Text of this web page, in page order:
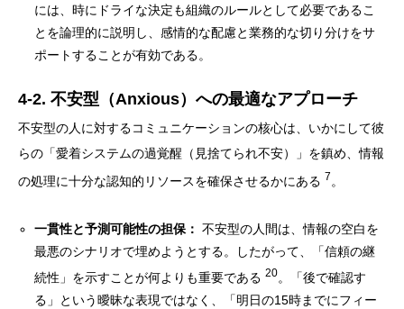
には、時にドライな決定も組織のルールとして必要であるこ
とを論理的に説明し、感情的な配慮と業務的な切り分けをサ
ポートすることが有効である。
4-2. 不安型（Anxious）への最適なアプローチ
不安型の人に対するコミュニケーションの核心は、いかにして彼
らの「愛着システムの過覚醒（見捨てられ不安）」を鎮め、情報
の処理に十分な認知的リソースを確保させるかにある 7 。
一貫性と予測可能性の担保： 不安型の人間は、情報の空白を
最悪のシナリオで埋めようとする。したがって、「信頼の継
続性」を示すことが何よりも重要である20。「後で確認す
る」という曖昧な表現ではなく、「明日の15時までにフィー